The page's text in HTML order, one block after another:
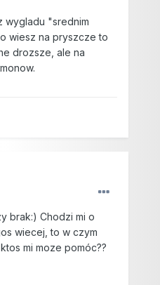
wygladu "srednim
wiesz na pryszcze to
drozsze, ale na
brak:) Chodzi mi o
wiecej, to w czym
mi moze pomóc??